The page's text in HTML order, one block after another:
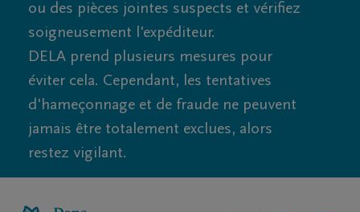
ou des pièces jointes suspects et vérifiez
soigneusement l'expéditeur.
DELA prend plusieurs mesures pour
éviter cela. Cependant, les tentatives
d'hameçonnage et de fraude ne peuvent
jamais être totalement exclues, alors
restez vigilant.